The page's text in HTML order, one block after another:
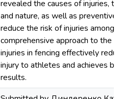
revealed the causes of injuries,
and nature, as well as
reduce the risk of injuries among
comprehensive approach to the
injuries in fencing effectively
injury to athletes and achieves
results.